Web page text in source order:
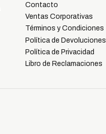
Contacto
Ventas Corporativas
Términos y Condiciones
Política de Devoluciones
Política de Privacidad
Libro de Reclamaciones